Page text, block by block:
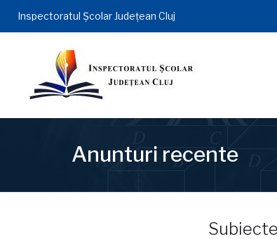
Inspectoratul Şcolar Județean Cluj
Anunturi recente